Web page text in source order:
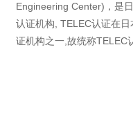
Engineering Center)，是
认证机构, TELEC认证在
证机构之一,故统称TELEC